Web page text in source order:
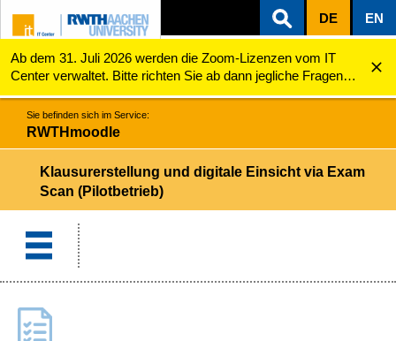
ZUM INHALTSBEREICH
ZUR HAUPTNAVIGATION
ZUR SUCHE
DE EN
Ab dem 31. Juli 2026 werden die Zoom-Lizenzen vom IT
Center verwaltet. Bitte richten Sie ab dann jegliche Fragen
zu den Zoom-Lizenzen (z.B. Probleme mit dem Login) an
servicedesk@itc.rwth-aachen.de.
RWTHmoodle
Sie befinden sich im Service:
RWTHmoodle
Klausurerstellung und digitale Einsicht via Exam
Scan (Pilotbetrieb)